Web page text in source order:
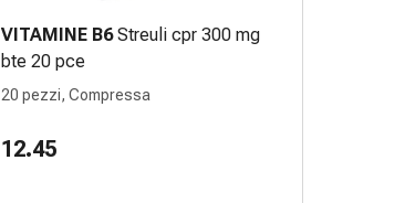
VITAMINE B6 Streuli cpr 300 mg
bte 20 pce
20 pezzi, Compressa
12.45